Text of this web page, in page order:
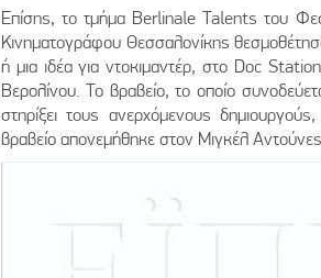
Επίσης, το τμήμα Berlinale Talents του
Κινηματογράφου Θεσσαλονίκης
ή μια ιδέα για ντοκιμαντέρ, στο Doc
Βερολίνου. Το βραβείο, το οποίο
στηρίξει τους ανερχόμενους
βραβείο απονεμήθηκε στον Μιγκέλ